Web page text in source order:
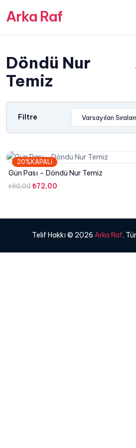
Arka Raf
ANA SAYFA
HAKKIMIZDA
KİTAP SATIŞ
YAYIN PAKETLERİMİZ
Döndü Nur
Temiz
Filtre
20%KAPALI
Gün Pası – Döndü Nur Temiz
₺90,00 Orijinal
₺72,00
₺72,00.
Telif Hakkı © 2026 Arka Raf.